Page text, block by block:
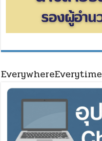
EverywhereEverytime